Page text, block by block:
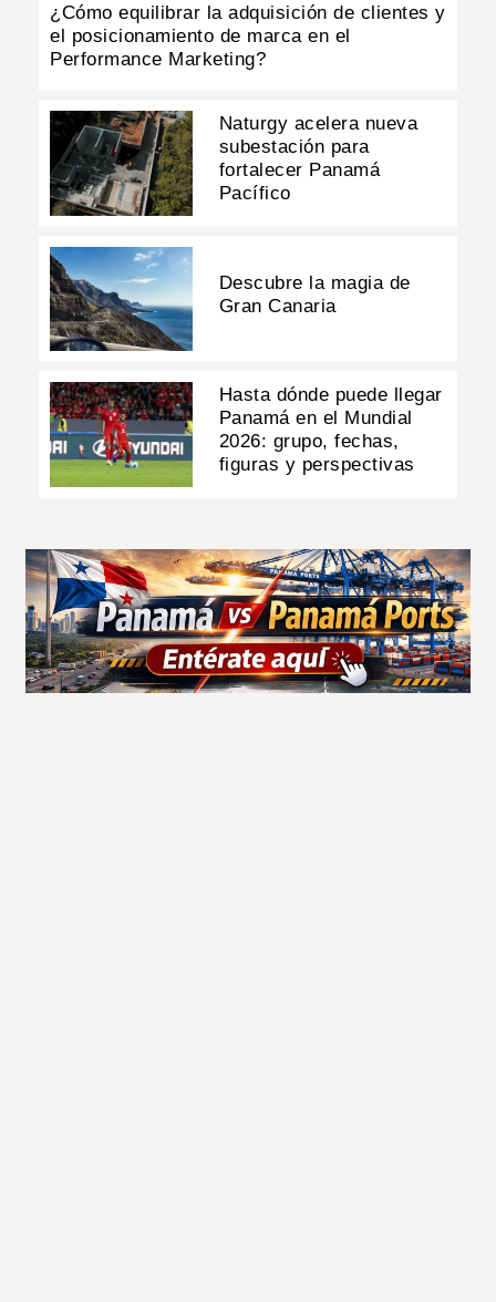
¿Cómo equilibrar la adquisición de clientes y
el posicionamiento de marca en el
Performance Marketing?
Naturgy acelera nueva
subestación para
fortalecer Panamá
Pacífico
Descubre la magia de
Gran Canaria
Hasta dónde puede llegar
Panamá en el Mundial
2026: grupo, fechas,
figuras y perspectivas